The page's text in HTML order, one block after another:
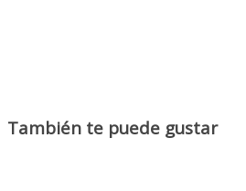
También te puede gustar